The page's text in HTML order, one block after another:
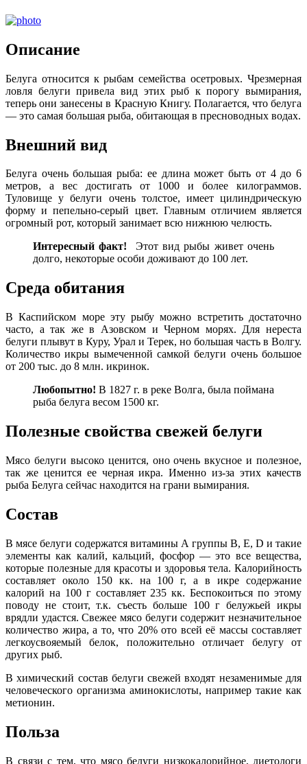
Описание
Белуга относится к рыбам семейства осетровых. Чрезмерная
ловля белуги привела вид этих рыб к порогу вымирания,
теперь они занесены в Красную Книгу. Полагается, что белуга
— это самая большая рыба, обитающая в пресноводных водах.
Внешний вид
Белуга очень большая рыба: ее длина может быть от 4 до 6
метров, а вес достигать от 1000 и более килограммов.
Туловище у белуги очень толстое, имеет цилиндрическую
форму и пепельно-серый цвет. Главным отличием является
огромный рот, который занимает всю нижнюю челюсть.
Интересныйфакт!
Этот вид рыбы живет очень
долго, некоторые особи доживают до 100 лет.
Среда обитания
В Каспийском море эту рыбу можно встретить достаточно
часто, а так же в Азовском и Черном морях. Для нереста
белуги плывут в Куру, Урал и Терек, но большая часть в Волгу.
Количество икры вымеченной самкой белуги очень большое
от 200 тыс. до 8 млн. икринок.
Любопытно! В 1827 г. в реке Волга, была поймана
рыба белуга весом 1500 кг.
Полезные свойства свежей белуги
Мясо белуги высоко ценится, оно очень вкусное и полезное,
так же ценится ее черная икра. Именно из-за этих качеств
рыба Белуга сейчас находится на грани вымирания.
Состав
В мясе белуги содержатся витамины A группы B, E, D и такие
элементы как калий, кальций, фосфор — это все вещества,
которые полезные для красоты и здоровья тела. Калорийность
составляет около 150 кк. на 100 г, а в икре содержание
калорий на 100 г составляет 235 кк. Беспокоиться по этому
поводу не стоит, т.к. съесть больше 100 г белужьей икры
врядли удастся. Свежее мясо белуги содержит незначительное
количество жира, а то, что 20% ото всей её массы составляет
легкоусвояемый белок, положительно отличает белугу от
других рыб.
В химический состав белуги свежей входят незаменимые для
человеческого организма аминокислоты, например такие как
метионин.
Польза
В связи с тем, что мясо белуги низкокалорийное, диетологи